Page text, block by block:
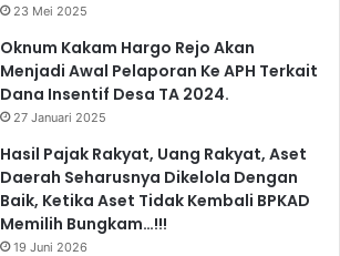
23 Mei 2025
Oknum Kakam Hargo Rejo Akan
Menjadi Awal Pelaporan Ke APH Terkait
Dana Insentif Desa TA 2024.
27 Januari 2025
Hasil Pajak Rakyat, Uang Rakyat, Aset
Daerah Seharusnya Dikelola Dengan
Baik, Ketika Aset Tidak Kembali BPKAD
Memilih Bungkam…!!!
19 Juni 2026